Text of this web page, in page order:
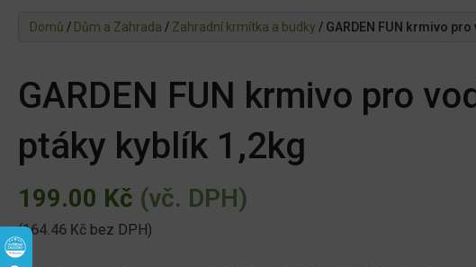
Domů / Dům a Zahrada / Zahradní krmítka a budky / GARDEN FUN krmivo
GARDEN FUN krmivo pro
ptáky kyblík 1,2kg
199.00 Kč (vč. DPH)
(164.46 Kč bez DPH)